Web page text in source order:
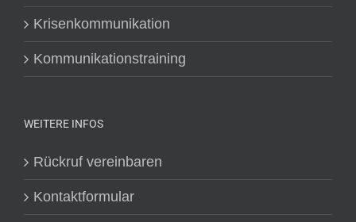
Krisenkommunikation
Kommunikationstraining
WEITERE INFOS
Rückruf vereinbaren
Kontaktformular